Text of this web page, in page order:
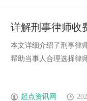
详解刑事律师收
本文详细介绍了刑事律
帮助当事人合理选择律
起点资讯网